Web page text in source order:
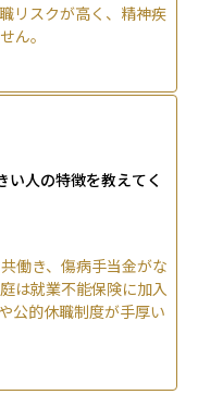
リスクが高く、精神疾
ん。
い人の特徴を教えてく
働き、傷病手当金がな
は就業不能保険に加入
公的休職制度が手厚い